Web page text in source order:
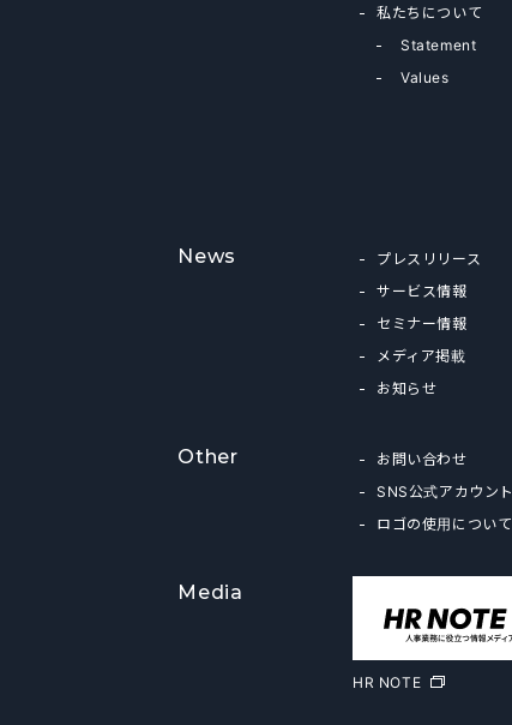
私たちについて
Statement
Values
News
プレスリリース
サービス情報
セミナー情報
メディア掲載
お知らせ
Other
お問い合わせ
SNS公式アカウント
ロゴの使用について
Media
HR NOTE